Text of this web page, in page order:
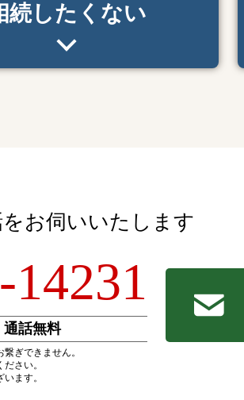
続したくない
お伺いいたします
通話無料
ぎできません。
さい。
ます。